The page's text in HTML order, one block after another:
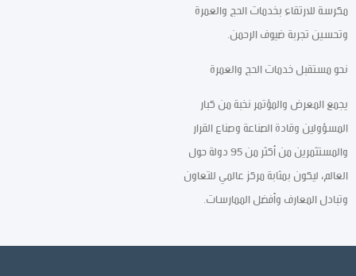
مكرسة للارتقاء بخدمات الحج والعمرة
وتحسين تجربة ضيوف الرحمن.
نحو مستقبل خدمات الحج والعمرة
يجمع المعرض والمؤتمر نخبة من كبار
المسؤولين وقادة الصناعة وصناع القرار
والمستثمرين من أكثر من 95 دولة حول
العالم، ليكون بمثابة مركز عالمي للتعاون
وتبادل المعارف وأفضل الممارسات.